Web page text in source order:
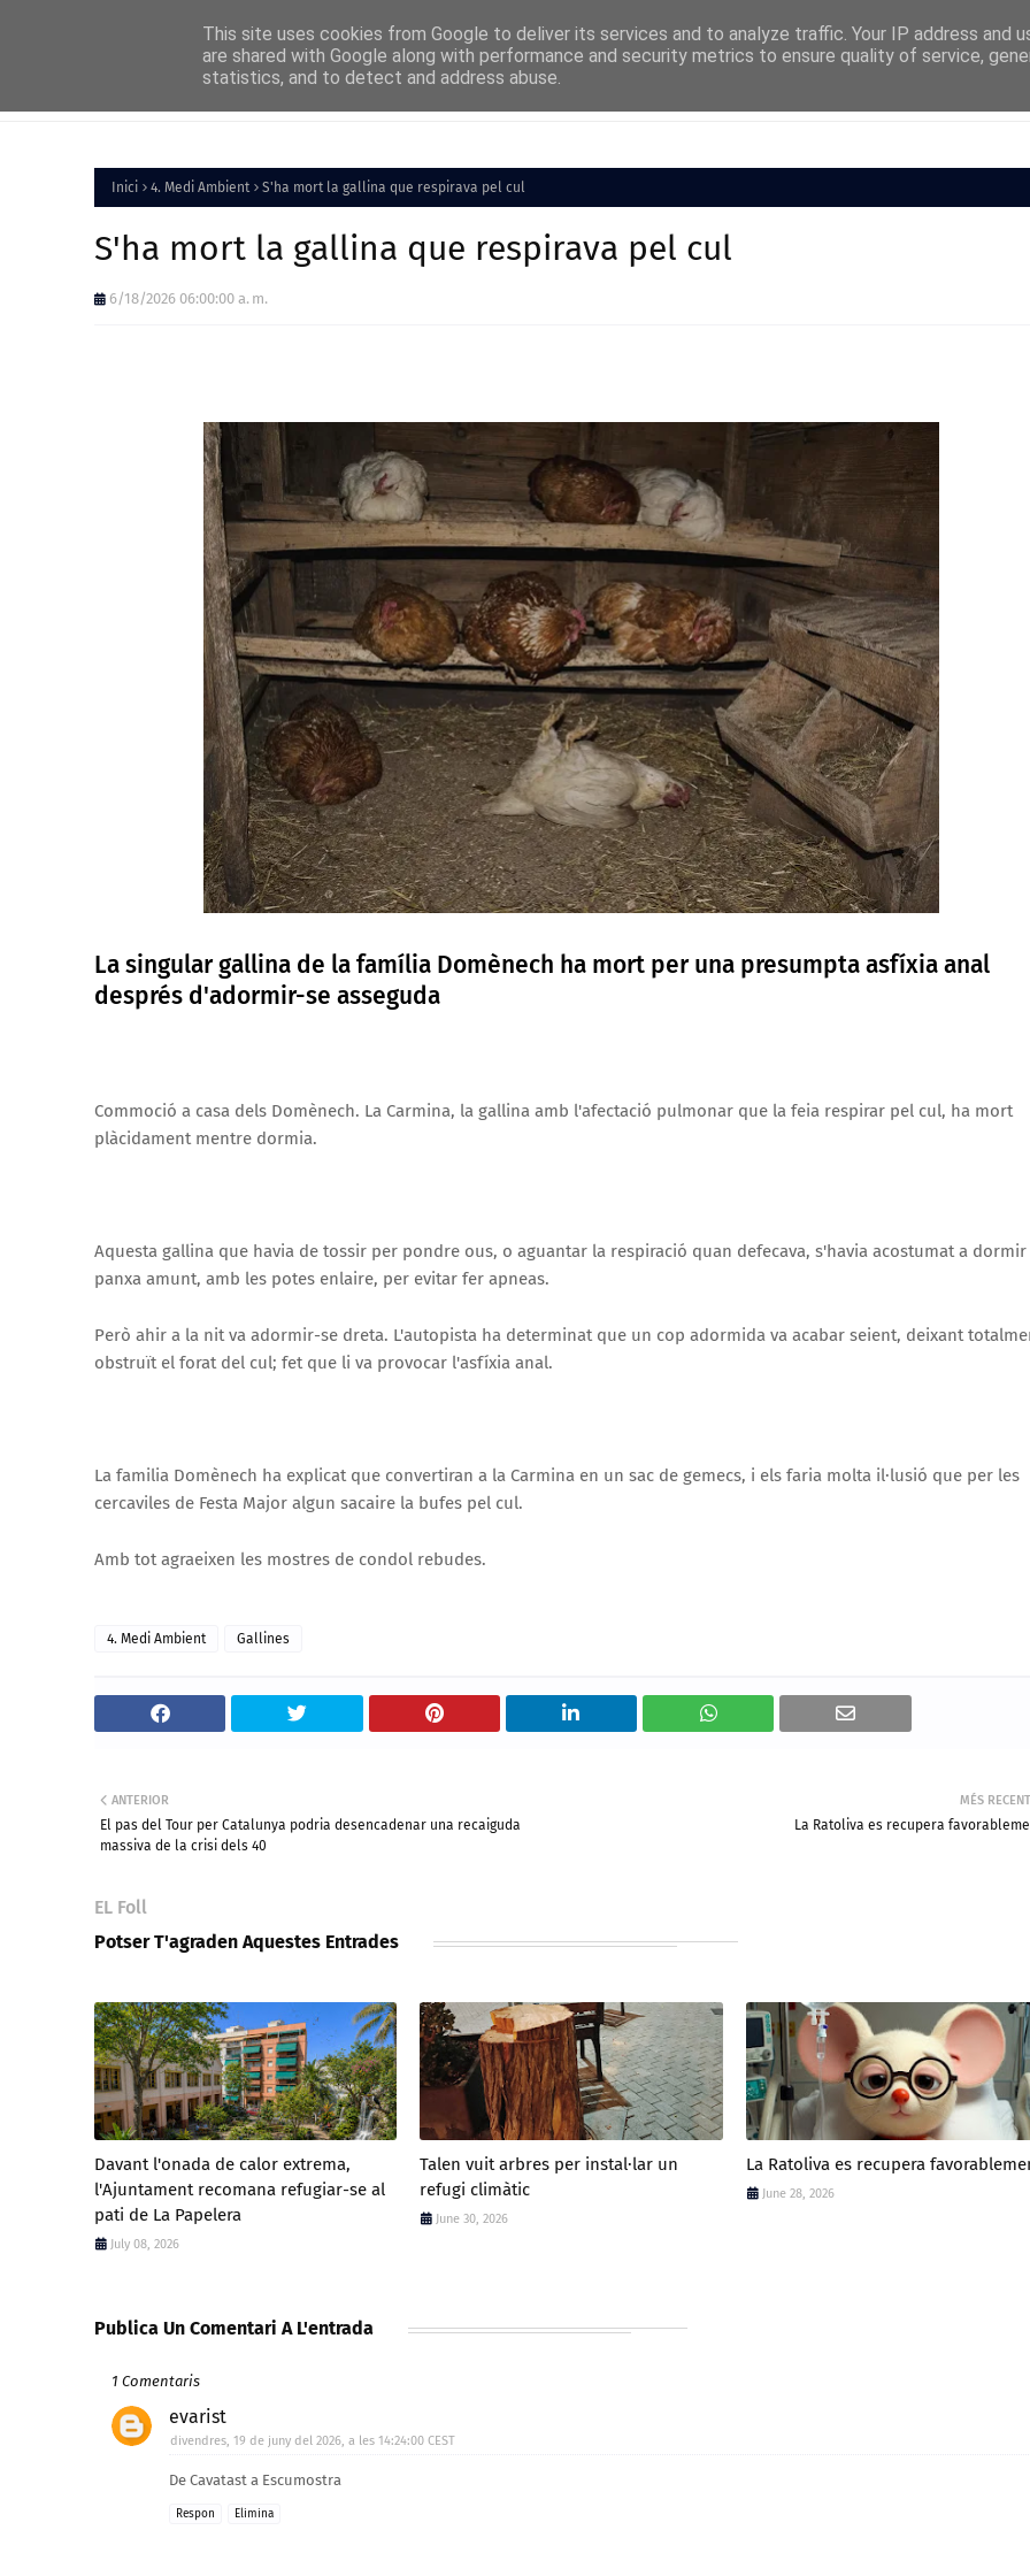
Inici Política
Inici 4. Medi Ambient S'ha mort la gallina que respirava pel cul
S'ha mort la gallina que respirava pel cul
6/18/2026 06:00:00 a. m.
La singular gallina de la família Domènech ha mort per una presumpta asfíxia anal
després d'adormir-se asseguda
Commoció a casa dels Domènech. La Carmina, la gallina amb l'afectació pulmonar que la feia respirar pel cul, ha mort
plàcidament mentre dormia.
Aquesta gallina que havia de tossir per pondre ous, o aguantar la respiració quan defecava, s'havia acostumat a dormir
panxa amunt, amb les potes enlaire, per evitar fer apneas.
Però ahir a la nit va adormir-se dreta. L'autopista ha determinat que un cop adormida va acabar seient, deixant
obstruït el forat del cul; fet que li va provocar l'asfíxia anal.
La familia Domènech ha explicat que convertiran a la Carmina en un sac de gemecs, i els faria molta il·lusió que per les
cercaviles de Festa Major algun sacaire la bufes pel cul.
Amb tot agraeixen les mostres de condol rebudes.
4. Medi Ambient Gallines
MÉS RECENT
La Ratoliva es recupera
ANTERIOR
El pas del Tour per Catalunya podria desencadenar una recaiguda
massiva de la crisi dels 40
EL Foll
Potser T'agraden Aquestes Entrades
Davant l'onada de calor extrema,
l'Ajuntament recomana refugiar-se al
pati de La Papelera
July 08, 2026
Talen vuit arbres per instal·lar un
refugi climàtic
June 30, 2026
La Ratoliva es recupera
June 28, 2026
Publica Un Comentari A L'entrada
1 Comentaris
evarist
divendres, 19 de juny del 2026, a les 14:24:00 CEST
De Cavatast a Escumostra
Respon Elimina
This site uses cookies from Google to deliver its services and to analyze traffic. Your IP address and
are shared with Google along with performance and security metrics to ensure quality of service,
statistics, and to detect and address abuse.